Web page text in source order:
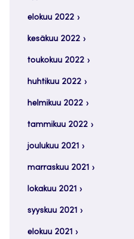
elokuu 2022
kesäkuu 2022
toukokuu 2022
huhtikuu 2022
helmikuu 2022
tammikuu 2022
joulukuu 2021
marraskuu 2021
lokakuu 2021
syyskuu 2021
elokuu 2021